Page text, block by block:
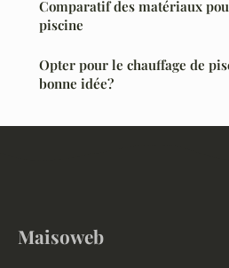
Comparatif des matériaux
piscine
Opter pour le chauffage de
bonne idée?
Maisoweb